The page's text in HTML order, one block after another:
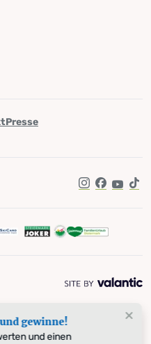
gewinne!
und einen
Presse
Instagram
Facebook